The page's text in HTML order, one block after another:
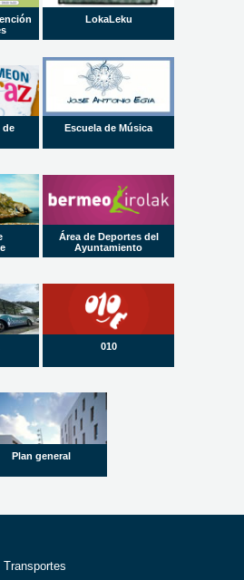
LokaLeku
de
Escuela de Música
Área de Deportes del
Ayuntamiento
010
Plan general
Transportes